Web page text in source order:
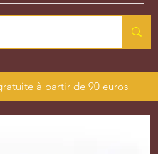
à partir de 90 euros